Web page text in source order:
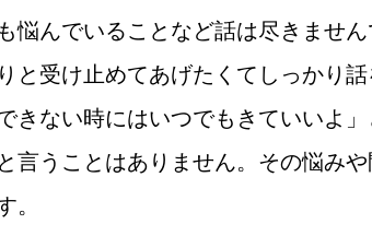
んでいることなど話は尽きません
受け止めてあげたくてしっかり話
ない時にはいつでもきていいよ」
言うことはありません。その悩み
。